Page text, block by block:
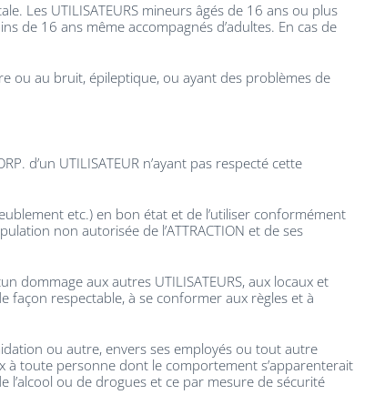
Les UTILISATEURS mineurs âgés de 16 ans ou plus
de 16 ans même accompagnés d’adultes. En cas de
ou au bruit, épileptique, ou ayant des problèmes de
d’un UTILISATEUR n’ayant pas respecté cette
etc.) en bon état et de l’utiliser conformément
non autorisée de l’ATTRACTION et de ses
dommage aux autres UTILISATEURS, aux locaux et
façon respectable, à se conformer aux règles et à
ou autre, envers ses employés ou tout autre
à toute personne dont le comportement s’apparenterait
l’alcool ou de drogues et ce par mesure de sécurité